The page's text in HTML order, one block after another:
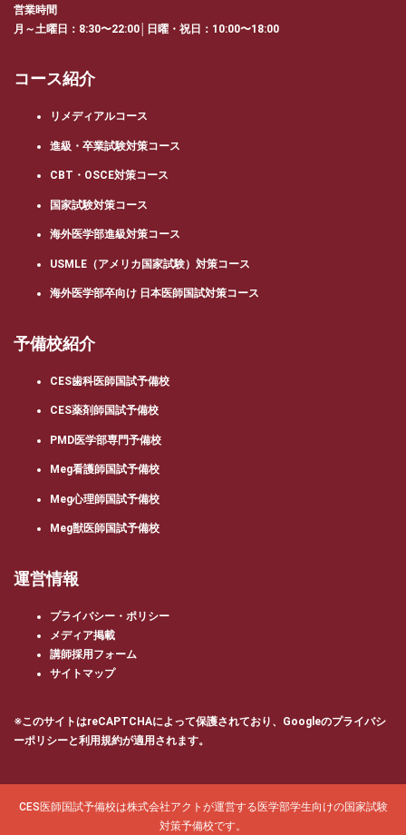
営業時間
月～土曜日：8:30〜22:00│日曜・祝日：10:00〜18:00
コース紹介
リメディアルコース
進級・卒業試験対策コース
CBT・OSCE対策コース
国家試験対策コース
海外医学部進級対策コース
USMLE（アメリカ国家試験）対策コース
海外医学部卒向け 日本医師国試対策コース
予備校紹介
CES歯科医師国試予備校
CES薬剤師国試予備校
PMD医学部専門予備校
Meg看護師国試予備校
Meg心理師国試予備校
Meg獣医師国試予備校
運営情報
プライバシー・ポリシー
メディア掲載
講師採用フォーム
サイトマップ
※このサイトはreCAPTCHAによって保護されており、Googleのプライバシ
ーポリシーと利用規約が適用されます。
CES医師国試予備校は株式会社アクトが運営する医学部学生向けの国家試験
対策予備校です。